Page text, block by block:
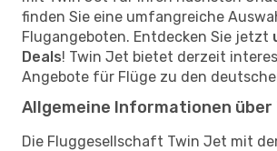
finden Sie eine umfangreiche
Flugangeboten. Entdecken Sie jetzt
Deals! Twin Jet bietet derzeit
Angebote für Flüge zu den
Allgemeine Informationen
Die Fluggesellschaft Twin Jet mit